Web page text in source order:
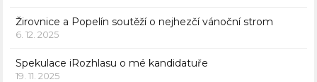
Žirovnice a Popelín soutěží o nejhezčí vánoční strom
6. 12. 2025
Spekulace iRozhlasu o mé kandidatuře
19. 11. 2025